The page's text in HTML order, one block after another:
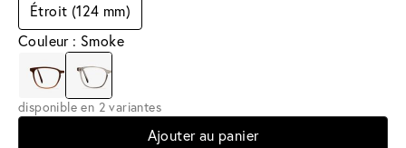
Étroit (124 mm)
Couleur : Smoke
disponible en 2 variantes
Ajouter au panier